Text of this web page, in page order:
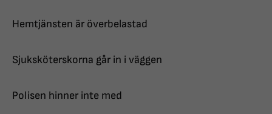
Hemtjänsten är överbelastad
Sjuksköterskorna går in i väggen
Polisen hinner inte med